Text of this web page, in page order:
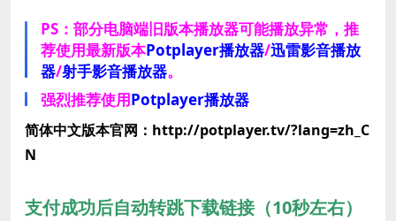
PS：部分电脑端旧版本播放器可能播放异常，推
荐使用最新版本Potplayer播放器/迅雷影音播放
器/射手影音播放器。
强烈推荐使用Potplayer播放器
简体中文版本官网：http://potplayer.tv/?lang=zh_C
N
支付成功后自动转跳下载链接（10秒左右）